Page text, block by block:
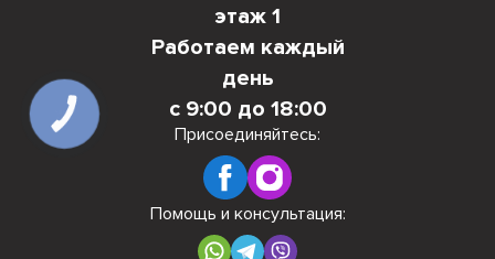
этаж 1
Работаем каждый
день
с 9:00 до 18:00
Присоединяйтесь:
Помощь и консультация:
КНОПКА
СВЯЗИ